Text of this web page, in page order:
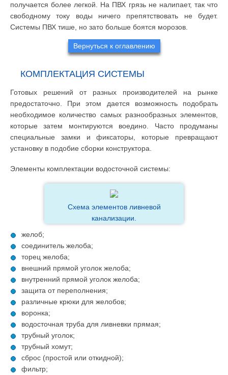
получается более легкой. На ПВХ грязь не налипает, так что
свободному току воды ничего препятствовать не будет.
Системы ПВХ тише, но зато больше боятся морозов.
Вернуться к оглавлению
КОМПЛЕКТАЦИЯ СИСТЕМЫ
Готовых решений от разных производителей на рынке
предостаточно. При этом дается возможность подобрать
необходимое количество самых разнообразных элементов,
которые затем монтируются воедино. Часто продуманы
специальные замки и фиксаторы, которые превращают
установку в подобие сборки конструктора.
Элементы комплектации водосточной системы:
Схема элементов ливневой
канализации.
желоб;
соединитель желоба;
торец желоба;
внешний прямой уголок желоба;
внутренний прямой уголок желоба;
защита от переполнения;
различные крюки для желобов;
воронка;
водосточная труба для ливневки прямая;
трубный уголок;
трубный хомут;
сброс (простой или откидной);
фильтр;